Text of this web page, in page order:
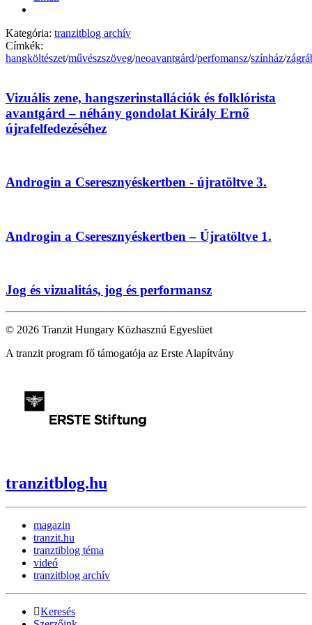
Kategória: tranzitblog archív
Címkék:
hangköltészet/művészszöveg/neoavantgárd/perfomansz/színház/
Vizuális zene, hangszerinstallációk és folklórista
avantgárd – néhány gondolat Király Ernő
újrafelfedezéséhez
Androgin a Cseresznyéskertben - újratöltve 3.
Androgin a Cseresznyéskertben – Újratöltve 1.
Jog és vizualitás, jog és performansz
© 2026 Tranzit Hungary Közhasznú Egyeslüet
A tranzit program fő támogatója az Erste Alapítvány
tranzitblog.hu
magazin
tranzit.hu
tranztiblog téma
videó
tranzitblog archív
Keresés